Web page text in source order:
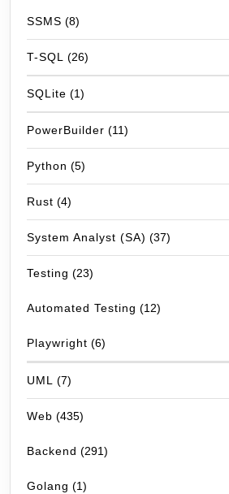
SSMS (8)
T-SQL (26)
SQLite (1)
PowerBuilder (11)
Python (5)
Rust (4)
System Analyst (SA) (37)
Testing (23)
Automated Testing (12)
Playwright (6)
UML (7)
Web (435)
Backend (291)
Golang (1)